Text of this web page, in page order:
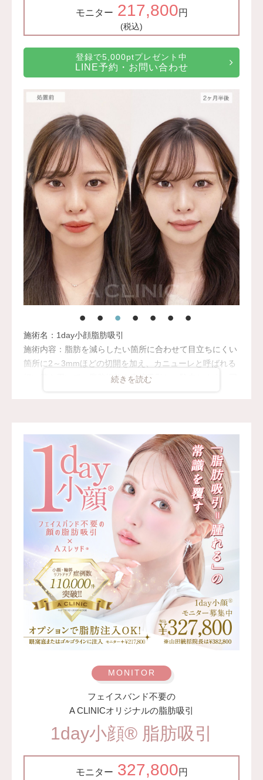
監修医：A CLINIC 統括院長 医師 山田 哲雄
施術名：ヒアルロン酸注射(シワ)
施術内容：加齢や表情のクセなどによって刻まれたしわに
対し、ヒアルロン酸を皮下に注入することで、皮膚の内側
からふくらみを持たせてしわを目立たなくさせる施術で
す。法令線や口元、額、眉間など部位に応じて適切な製剤
がりを目指します。ダウンタイムが比較的少なく、即時的
な効果を実感しやすいのが特徴です。
施術時間：注入箇所数により異なりますが、約15～30分程
です。
リスク、副作用：腫れ、赤み、内出血、痛み、突っ張り感
などが生じることがございます。また、稀にアレルギー、
細菌感染症、血管閉塞などが生じることがございます。注
入箇所を強く刺激するようなマッサージは1〜2週間ほどお
控えください。
費用：レスチレン 43,800円～148,000円(税込)
レスチレンリフト※横浜院限定 65,800円～228,800円(税
込)
ジュビダームビスタウルトラXC 98,800円～283,800円(税
込)
ジュビダームビスタボルベラXC 98,800円～283,800円(税
込)
ボリューマ 120,800円～327,800円(税込)
オプション：表面麻酔 3,300円(税込) 笑気麻酔 3,300円(税
モニター 217,800円
(税込)
登録で5,000ptプレゼント中
LINE予約・お問い合わせ
施術名：1day小顔脂肪吸引
施術内容：脂肪を減らしたい箇所に合わせて目立ちにくい
箇所に2～3mmほどの切開を加え、カニューレと呼ばれる
細い管を用いて、脂肪細胞を直接吸引し、除去します。同
施術時間：約30分程
リスク、副作用：赤み、熱感、痛み、しびれ、むくみ、内
出血、引き攣れ感などが術後一時的に生じることがござい
ます。また、稀に貧血、細菌感染症、左右差、施術箇所の
知覚鈍麻、ぼこつき、硬結、瘢痕化、色素沈着、脂肪塞
栓、皮膚のよれ、繊維の突出などを生じることがございま
費用：通常価格 437,800円(税込)
顔の脂肪吸引箇所の追加 1ヶ所ごと+162,800円(税込)
オプション：笑気麻酔 3,300円(税込)
監修医：A CLINIC 統括院長 医師 山田 哲雄
フェイスバンド不要の
A CLINICオリジナルの脂肪吸引
1day小顔®︎ 脂肪吸引
モニター 327,800円